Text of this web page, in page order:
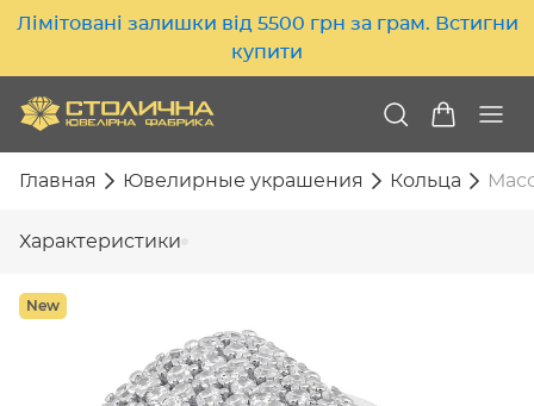
Лімітовані залишки від 5500 грн за грам. Встигни
купити
Главная Ювелирные украшения Кольца
Характеристики
New